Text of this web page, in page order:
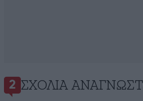
2 ΣΧΌΛΙΑ